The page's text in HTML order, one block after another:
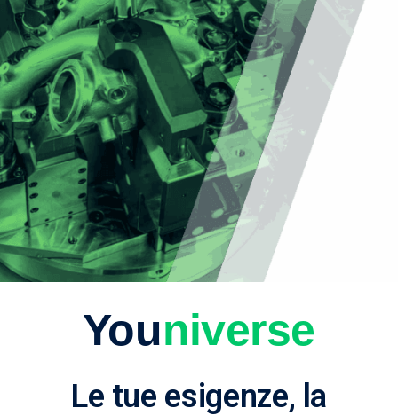
Youniverse
Le tue esigenze, la